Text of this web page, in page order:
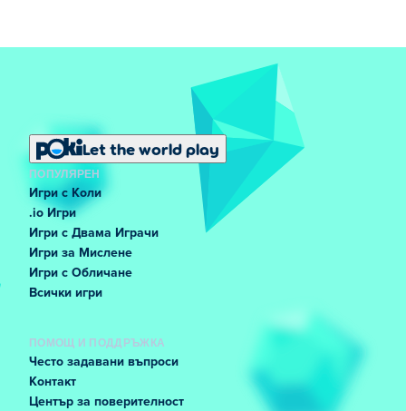
Let the world play
ПОПУЛЯРЕН
Игри с Коли
.io Игри
Игри с Двама Играчи
Игри за Мислене
Игри с Обличане
Всички игри
ПОМОЩ И ПОДДРЪЖКА
Често задавани въпроси
Контакт
Център за поверителност